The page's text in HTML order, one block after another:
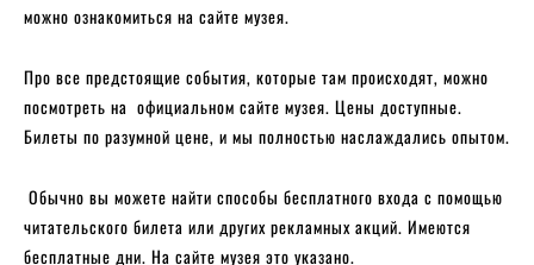
можно ознакомиться на сайте музея.
Про все предстоящие события, которые там происходят, можно
посмотреть на официальном сайте музея. Цены доступные.
Билеты по разумной цене, и мы полностью наслаждались опытом.
Обычно вы можете найти способы бесплатного входа с помощью
читательского билета или других рекламных акций. Имеются
бесплатные дни. На сайте музея это указано.